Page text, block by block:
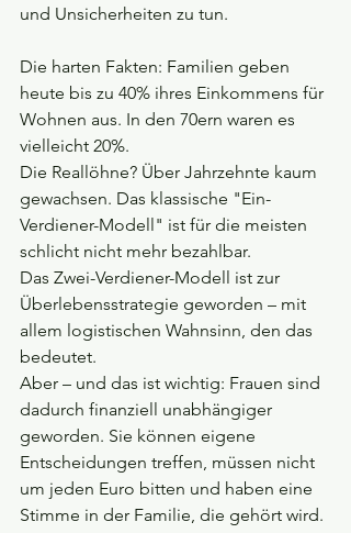
und Unsicherheiten zu tun.
Die harten Fakten: Familien geben
heute bis zu 40% ihres Einkommens für
Wohnen aus. In den 70ern waren es
vielleicht 20%.
Die Reallöhne? Über Jahrzehnte kaum
gewachsen. Das klassische "Ein-
Verdiener-Modell" ist für die meisten
schlicht nicht mehr bezahlbar.
Das Zwei-Verdiener-Modell ist zur
Überlebensstrategie geworden – mit
allem logistischen Wahnsinn, den das
bedeutet.
Aber – und das ist wichtig: Frauen sind
dadurch finanziell unabhängiger
geworden. Sie können eigene
Entscheidungen treffen, müssen nicht
um jeden Euro bitten und haben eine
Stimme in der Familie, die gehört wird.